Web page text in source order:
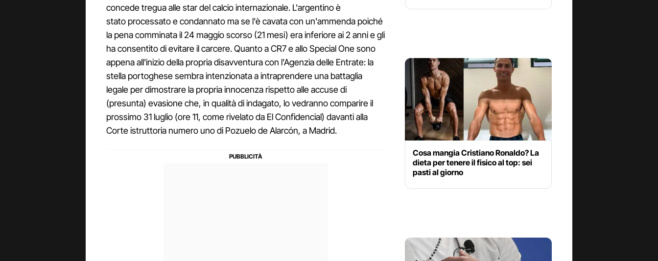
concede tregua alle star del calcio internazionale. L'argentino è
stato processato e condannato ma se l'è cavata con un'ammenda poiché
la pena comminata il 24 maggio scorso (21 mesi) era inferiore ai 2 anni e gli
ha consentito di evitare il carcere. Quanto a CR7 e allo Special One sono
appena all'inizio della propria disavventura con l'Agenzia delle Entrate: la
stella portoghese sembra intenzionata a intraprendere una battaglia
legale per dimostrare la propria innocenza rispetto alle accuse di
(presunta) evasione che, in qualità di indagato, lo vedranno comparire il
prossimo 31 luglio (ore 11, come rivelato da El Confidencial) davanti alla
Corte istruttoria numero uno di Pozuelo de Alarcón, a Madrid.
Cosa mangia Cristiano Ronaldo? La
dieta per tenere il fisico al top: sei
pasti al giorno